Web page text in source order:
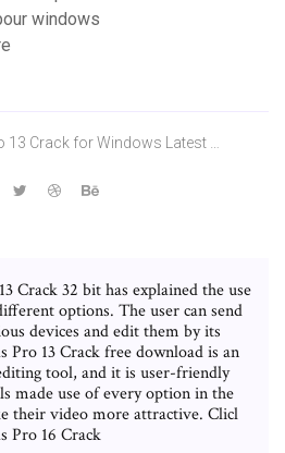
windows
13 Crack for Windows Latest …
Crack 32 bit has explained the use
options. The user can send
devices and edit them by its
Pro 13 Crack free download is an
tool, and it is user-friendly
made use of every option in the
their video more attractive. Clicl
Pro 16 Crack